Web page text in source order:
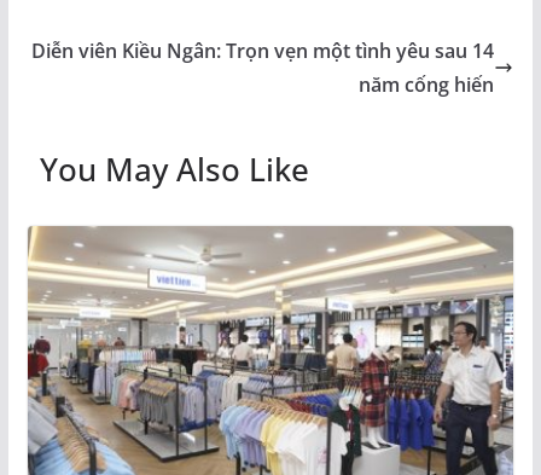
Diễn viên Kiều Ngân: Trọn vẹn một tình yêu sau 14
năm cống hiến
You May Also Like